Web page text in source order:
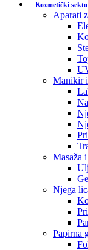
Kozmetički
Aparati
Manikir
Masaža i
Njega
Papirna